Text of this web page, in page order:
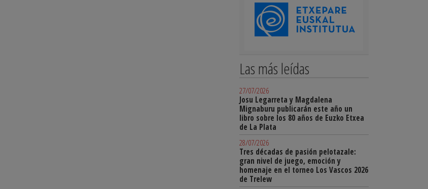
Las más leídas
27/07/2026
Josu Legarreta y Magdalena
Mignaburu publicarán este año un
libro sobre los 80 años de Euzko Etxea
de La Plata
28/07/2026
Tres décadas de pasión pelotazale:
gran nivel de juego, emoción y
homenaje en el torneo Los Vascos 2026
de Trelew